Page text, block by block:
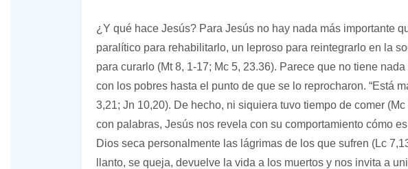
¿Y qué hace Jesús? Para Jesús no hay nada más importante
paralítico para rehabilitarlo, un leproso para reintegrarlo en la
para curarlo (Mt 8, 1-17; Mc 5, 23.36). Parece que no tiene
con los pobres hasta el punto de que se lo reprocharon. “Está
3,21; Jn 10,20). De hecho, ni siquiera tuvo tiempo de comer
con palabras, Jesús nos revela con su comportamiento cómo
Dios seca personalmente las lágrimas de los que sufren (Lc
llanto, se queja, devuelve la vida a los muertos y nos invita a